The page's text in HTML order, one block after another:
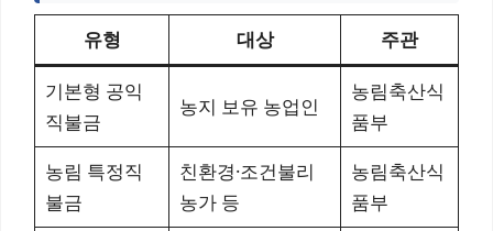
유형 대상 주관
기본형 공익
직불금
농지 보유 농업인
농림축산식
품부
농림 특정직
불금
친환경·조건불리
농가 등
농림축산식
품부